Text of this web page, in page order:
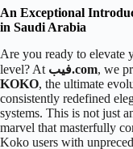
An Exceptional
in Saudi Arabia
Are you ready to elevate
level? At
فيب.com, we
KOKO, the ultimate
consistently redefined
systems. This is not just
marvel that masterfully
Koko users with